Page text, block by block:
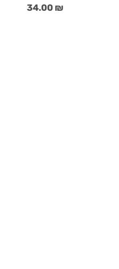
₪ 34.00